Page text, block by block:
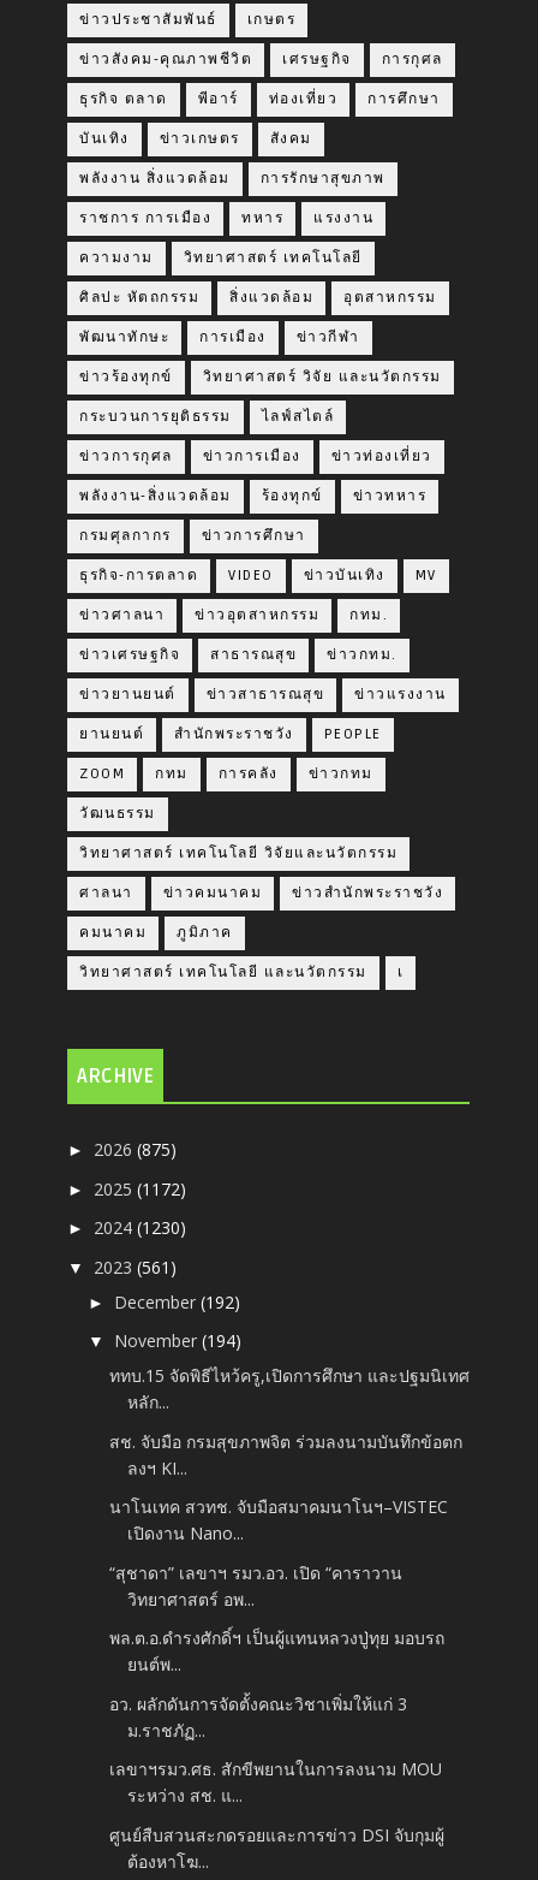
ข่าวประชาสัมพันธ์ เกษตร
ข่าวสังคม-คุณภาพชีวิต เศรษฐกิจ การกุศล
ธุรกิจ ตลาด พีอาร์ ท่องเที่ยว การศึกษา
บันเทิง ข่าวเกษตร สังคม
พลังงาน สิ่งแวดล้อม การรักษาสุขภาพ
ราชการ การเมือง ทหาร แรงงาน
ความงาม วิทยาศาสตร์ เทคโนโลยี
ศิลปะ หัตถกรรม สิ่งแวดล้อม อุตสาหกรรม
พัฒนาทักษะ การเมือง ข่าวกีฬา
ข่าวร้องทุกข์ วิทยาศาสตร์ วิจัย และนวัตกรรม
กระบวนการยุติธรรม ไลฟ์สไตล์
ข่าวการกุศล ข่าวการเมือง ข่าวท่องเที่ยว
พลังงาน-สิ่งแวดล้อม ร้องทุกข์ ข่าวทหาร
กรมศุลกากร ข่าวการศึกษา
ธุรกิจ-การตลาด VIDEO ข่าวบันเทิง MV
ข่าวศาลนา ข่าวอุตสาหกรรม กทม.
ข่าวเศรษฐกิจ สาธารณสุข ข่าวกทม.
ข่าวยานยนต์ ข่าวสาธารณสุข ข่าวแรงงาน
ยานยนต์ สำนักพระราชวัง PEOPLE
ZOOM กทม การคลัง ข่าวกทม
วัฒนธรรม
วิทยาศาสตร์ เทคโนโลยี วิจัยและนวัตกรรม
ศาลนา ข่าวคมนาคม ข่าวสำนักพระราชวัง
คมนาคม ภูมิภาค
วิทยาศาสตร์ เทคโนโลยี และนวัตกรรม เ
ARCHIVE
► 2026(875)
► 2025(1172)
► 2024(1230)
▼ 2023(561)
► December(192)
▼ November(194)
ททบ.15 จัดพิธีไหว้ครู,เปิดการศึกษา และปฐมนิเทศ
หลัก...
สช. จับมือ กรมสุขภาพจิต ร่วมลงนามบันทึกข้อตก
ลงฯ KI...
นาโนเทค สวทช. จับมือสมาคมนาโนฯ–VISTEC
เปิดงาน Nano...
“สุชาดา” เลขาฯ รมว.อว. เปิด “คาราวาน
วิทยาศาสตร์ อพ...
พล.ต.อ.ดำรงศักดิ์ฯ เป็นผู้แทนหลวงปู่ทุย มอบรถ
ยนต์พ...
อว. ผลักดันการจัดตั้งคณะวิชาเพิ่มให้แก่ 3
ม.ราชภัฏ...
เลขาฯรมว.ศธ. สักขีพยานในการลงนาม MOU
ระหว่าง สช. แ...
ศูนย์สืบสวนสะกดรอยและการข่าว DSI จับกุมผู้
ต้องหาโฆ...